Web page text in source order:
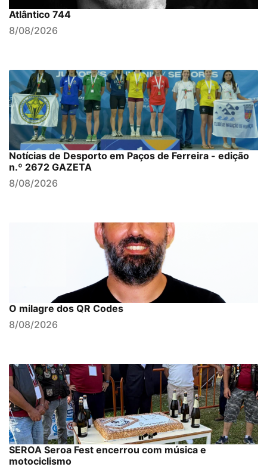
Atlântico 744
8/08/2026
Notícias de Desporto em Paços de Ferreira - edição
n.º 2672 GAZETA
8/08/2026
O milagre dos QR Codes
8/08/2026
SEROA Seroa Fest encerrou com música e
motociclismo